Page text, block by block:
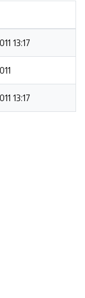
13:17
13:17